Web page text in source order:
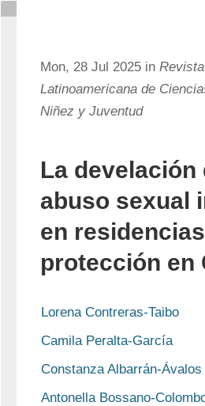
Mon, 28 Jul 2025 in Revista
Latinoamericana de
Niñez y Juventud
La develación
abuso sexual
en
protección en
Lorena Contreras-Taibo
Camila Peralta-García
Constanza Albarrán-Ávalos
Antonella Bossano-